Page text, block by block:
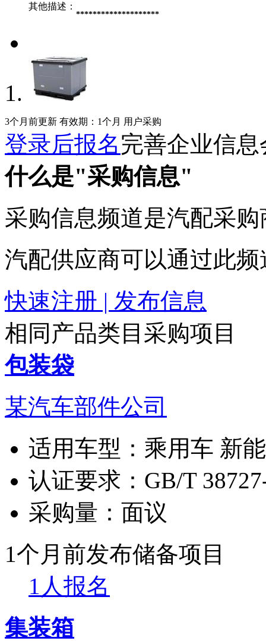
其他描述：
********************
3个月前更新 有效期：1个月 用户采购
登录后报名完善企业信
什么是"采购信息"
采购信息频道是汽配采
汽配供应商可以通过此
快速注册 | 发布信息
相同产品类目采购项目
包装袋
某汽车部件公司
适用车型： 乘用车 新
认证要求： GB/T
采购量： 面议
1个月前发布储备项目
1人报名
集装箱